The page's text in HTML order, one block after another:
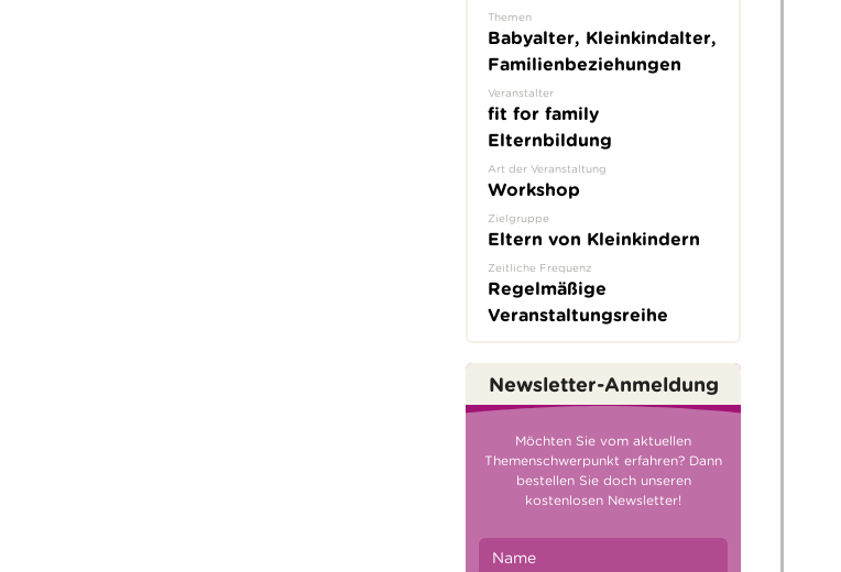
Themen
Babyalter, Kleinkindalter,
Familienbeziehungen
Veranstalter
fit for family
Elternbildung
Art der Veranstaltung
Workshop
Zielgruppe
Eltern von Kleinkindern
Zeitliche Frequenz
Regelmäßige
Veranstaltungsreihe
Newsletter-Anmeldung
Möchten Sie vom aktuellen
Themenschwerpunkt erfahren? Dann
bestellen Sie doch unseren
kostenlosen Newsletter!